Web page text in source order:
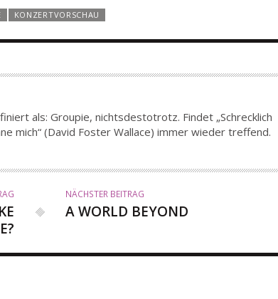
KONZERTVORSCHAU
als: Groupie, nichtsdestotrotz. Findet „Schrecklich
mich“ (David Foster Wallace) immer wieder treffend.
NÄCHSTER BEITRAG
A WORLD BEYOND